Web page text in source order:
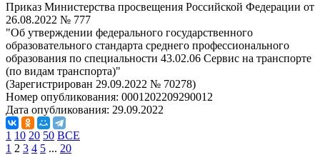
Приказ Министерства просвещения Российской Федерации от
26.08.2022 № 777
"Об утверждении федерального государственного
образовательного стандарта среднего профессионального
образования по специальности 43.02.06 Сервис на транспорте
(по видам транспорта)"
(Зарегистрирован 29.09.2022 № 70278)
Номер опубликования: 0001202209290012
Дата опубликования: 29.09.2022
1 10 20 50 ВСЕ
1 2 3 4 5 ... 20